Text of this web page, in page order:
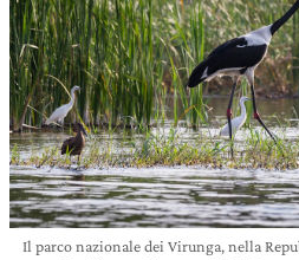
Il parco nazionale dei Virunga, nella